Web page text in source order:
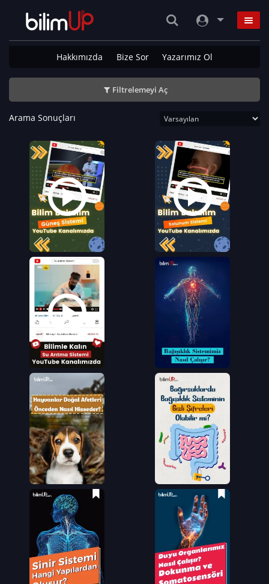
Hakkımızda Bize Sor Yazarımız Ol
Filtrelemeyi Aç
Arama Sonuçları